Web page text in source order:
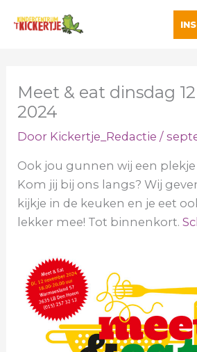
naar
Meet & eat dinsdag
2024
Door Kickertje_Redactie/
Ook jou gunnen wij een plekje
Kom jij bij ons langs? Wij
kijkje in de keuken en je eet
lekker mee! Tot binnenkort.